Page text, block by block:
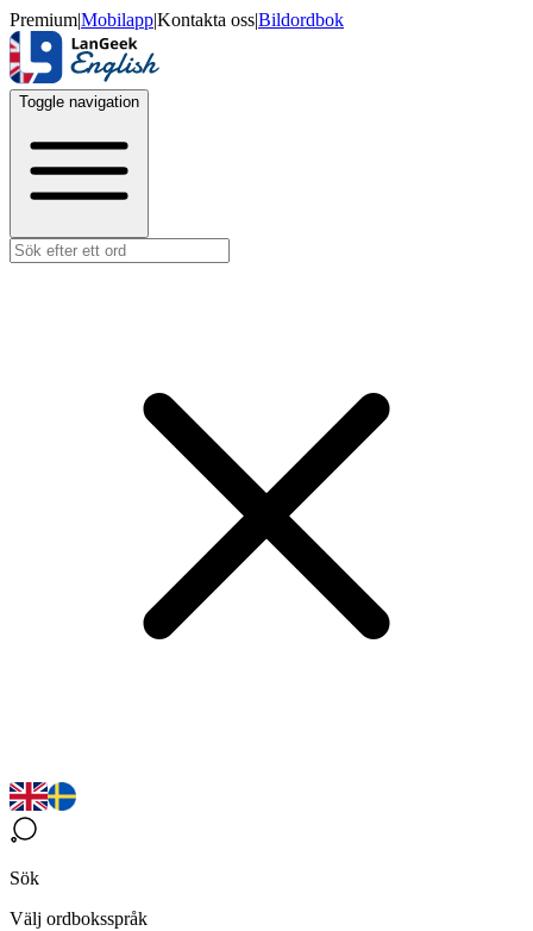
Premium|Mobilapp|Kontakta oss|Bildordbok
Toggle navigation
Sök
Välj ordboksspråk